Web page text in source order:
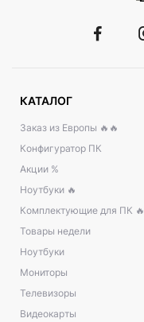
КАТАЛОГ
Заказ из Европы 🔥🔥
Конфигуратор ПК
Акции %
Ноутбуки 🔥
Комплектующие для ПК 🔥
Товары недели
Ноутбуки
Мониторы
Телевизоры
Видеокарты